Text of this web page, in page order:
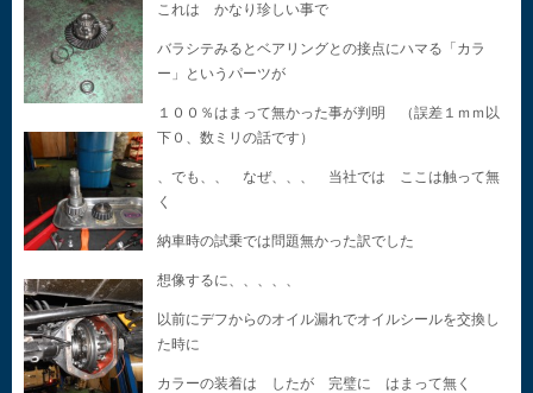
これは かなり珍しい事で
バラシテみるとベアリングとの接点にハマる「カラ
ー」というパーツが
１００％はまって無かった事が判明 （誤差１ｍｍ以
下０、数ミリの話です）
、でも、、 なぜ、、、 当社では ここは触って無
く
納車時の試乗では問題無かった訳でした
想像するに、、、、、
以前にデフからのオイル漏れでオイルシールを交換し
た時に
カラーの装着は したが 完璧に はまって無く